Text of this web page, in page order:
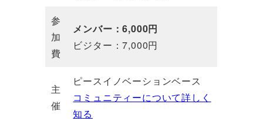
参
加
費
メンバー：6,000円
ビジター：7,000円
主
催
ピースイノベーションベース
コミュニティーについて詳しく
知る